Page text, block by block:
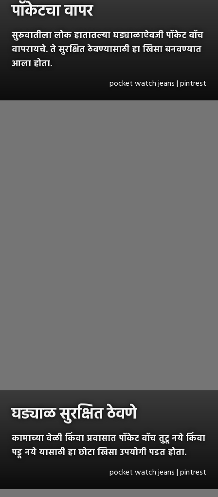
पॉकेटचा वापर
सुरुवातीला लोक हातातल्या घड्याळाऐवजी पॉकेट वॉच
वापरायचे. ते सुरक्षित ठेवण्यासाठी हा खिसा बनवण्यात
आला होता.
pocket watch jeans | pintrest
घड्याळ सुरक्षित ठेवणे
कामाच्या वेळी किंवा प्रवासात पॉकेट वॉच तुटू नये किंवा
पडू नये यासाठी हा छोटा खिसा उपयोगी पडत होता.
pocket watch jeans | pintrest